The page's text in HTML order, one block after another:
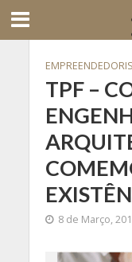
TPF –
8 de Março,